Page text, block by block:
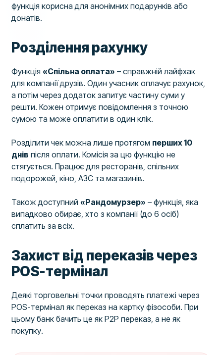
функція корисна для анонімних подарунків або
донатів.
Розділення рахунку
Функція«Спільна оплата» – справжній лайфхак
для компанії друзів. Один учасник оплачує рахунок,
а потім через додаток запитує частину суми у
решти. Кожен отримує повідомлення з точною
сумою та може оплатити в один клік.
Розділити чек можна лише протягом перших 10
днів після оплати. Комісія за цю функцію не
стягується. Працює для ресторанів, спільних
подорожей, кіно, АЗС та магазинів.
Також доступний«Рандомурзер» – функція, яка
випадково обирає, хто з компанії (до 6 осіб)
сплатить за всіх.
Захист від переказів через
POS-термінал
Деякі торговельні точки проводять платежі через
POS-термінал як переказ на картку фізособи. При
цьому банк бачить це як P2P переказ, а не як
покупку.